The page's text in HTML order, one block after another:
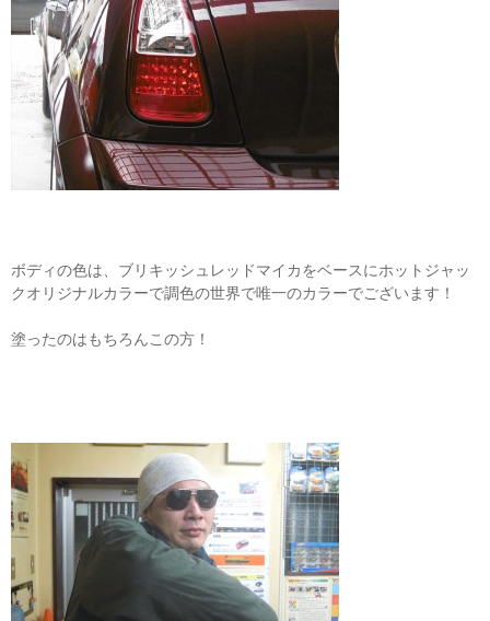
ボディの色は、ブリキッシュレッドマイカをベースにホットジャッ
クオリジナルカラーで調色の世界で唯一のカラーでございます！
塗ったのはもちろんこの方！